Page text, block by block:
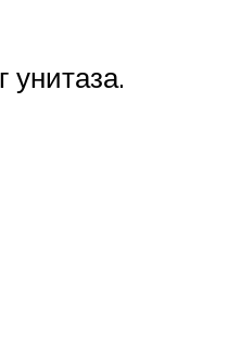
унитаза.